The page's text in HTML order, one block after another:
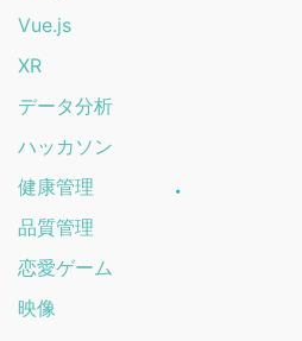
Vue.js
XR
データ分析
ハッカソン
健康管理
品質管理
恋愛ゲーム
映像